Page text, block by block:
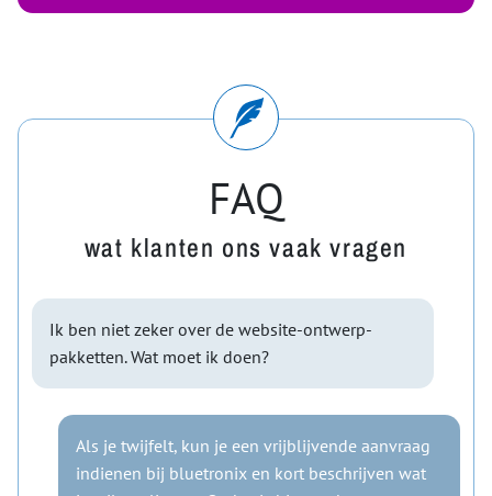
FAQ
wat klanten ons vaak vragen
Ik ben niet zeker over de website-ontwerp-
pakketten. Wat moet ik doen?
Als je twijfelt, kun je een vrijblijvende aanvraag
indienen bij bluetronix en kort beschrijven wat